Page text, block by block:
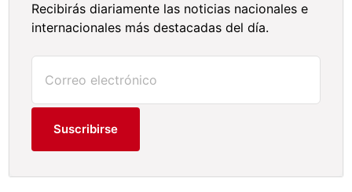
Recibirás diariamente las noticias nacionales e
internacionales más destacadas del día.
Suscribirse